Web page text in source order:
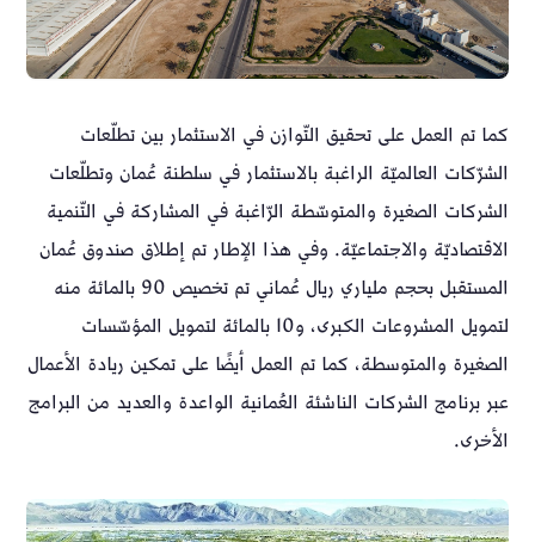
كما تم العمل على تحقيق التّوازن في الاستثمار بين تطلّعات
الشرّكات العالميّة الراغبة بالاستثمار في سلطنة عُمان وتطلّعات
الشركات الصغيرة والمتوسّطة الرّاغبة في المشاركة في التّنمية
الاقتصاديّة والاجتماعيّة. وفي هذا الإطار تم إطلاق صندوق عُمان
المستقبل بحجم ملياري ريال عُماني تم تخصيص 90 بالمائة منه
لتمويل المشروعات الكبرى، و10 بالمائة لتمويل المؤسّسات
الصغيرة والمتوسطة، كما تم العمل أيضًا على تمكين ريادة الأعمال
عبر برنامج الشركات الناشئة العُمانية الواعدة والعديد من البرامج
الأخرى.